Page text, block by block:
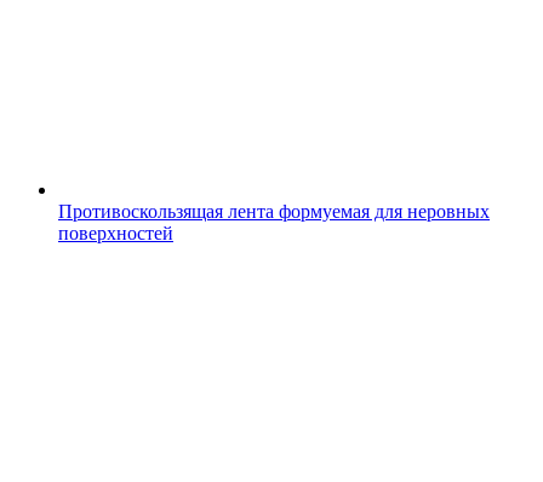
Противоскользящая лента формуемая для неровных
поверхностей